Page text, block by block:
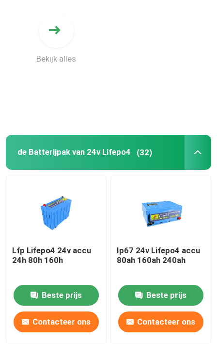
Bekijk alles
de Batterijpak van 24v Lifepo4 (32)
Lfp Lifepo4 24v accu
24h 80h 160h
Beste prijs
Contacteer ons
Ip67 24v Lifepo4 accu
80ah 160ah 240ah
Beste prijs
Contacteer ons